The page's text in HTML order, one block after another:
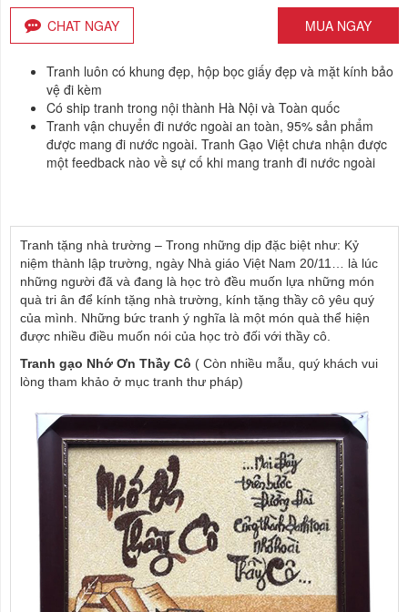
CHAT NGAY MUA NGAY
Tranh luôn có khung đẹp, hộp bọc giấy đẹp và mặt kính bảo
vệ đi kèm
Có ship tranh trong nội thành Hà Nội và Toàn quốc
Tranh vận chuyển đi nước ngoài an toàn, 95% sản phẩm
được mang đi nước ngoài. Tranh Gạo Việt chưa nhận được
một feedback nào về sự cố khi mang tranh đi nước ngoài
Tranh tặng nhà trường – Trong những dịp đặc biệt như: Kỷ
niệm thành lập trường, ngày Nhà giáo Việt Nam 20/11… là lúc
những người đã và đang là học trò đều muốn lựa những món
quà tri ân để kính tặng nhà trường, kính tặng thầy cô yêu quý
của mình. Những bức tranh ý nghĩa là một món quà thể hiện
được nhiều điều muốn nói của học trò đối với thầy cô.
Tranh gạo Nhớ Ơn Thầy Cô ( Còn nhiều mẫu, quý khách vui
lòng tham khảo ở mục tranh thư pháp)